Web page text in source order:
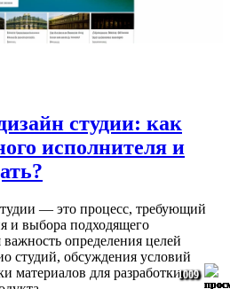
студии: как
исполнителя и
— это процесс, требующий
и выбора подходящего
определения целей
студий, обсуждения условий
материалов для разработки и
1765
1751
1616
1059
1009